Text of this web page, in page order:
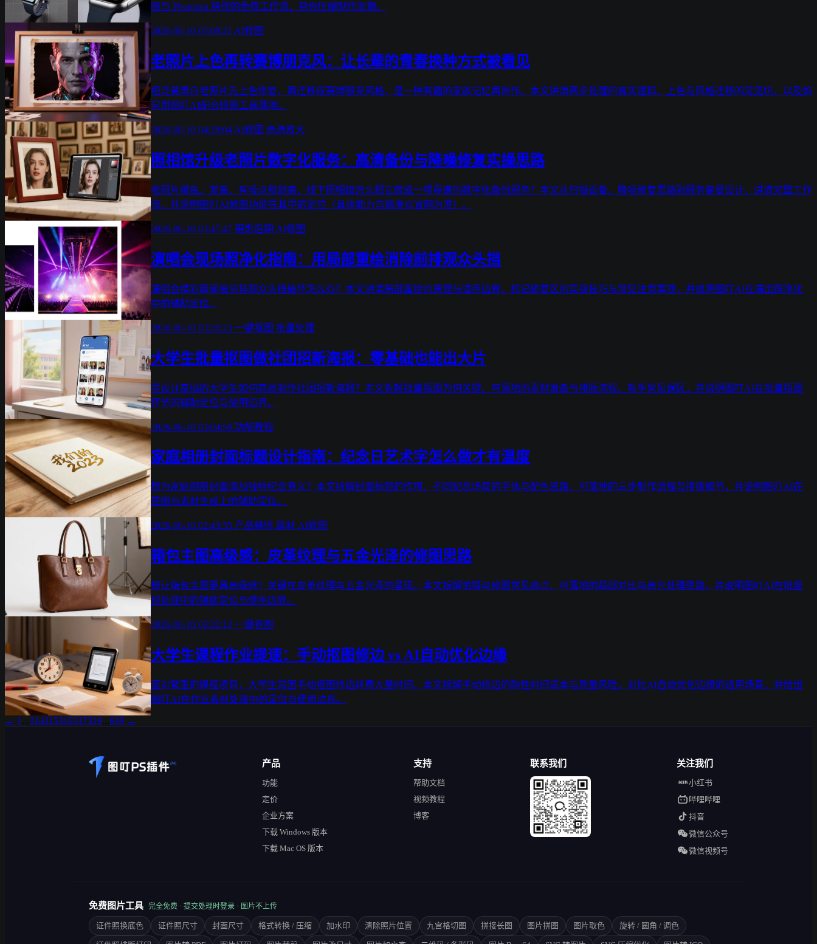
图与 Photopea 精修的免费工作流，帮你压缩制作周期。
2026-06-10 05:08:21 AI修图
老照片上色再转赛博朋克风：让长辈的青春换种方式被看见
把泛黄黑白老照片先上色修复，再迁移成赛博朋克风格，是一种有趣的家族记忆再创作。本文讲清两步处理的真实逻辑、上色与风格迁移的常见坑，以及如
何用图叮AI配合修图工具落地。
2026-06-10 04:28:04 AI修图 高清放大
照相馆升级老照片数字化服务：高清备份与降噪修复实操思路
老照片褪色、发黄、有噪点和划痕，线下照相馆怎么把它做成一项靠谱的数字化备份服务？本文从扫描设备、降噪修复思路到服务套餐设计，讲清完整工作
流，并说明图叮AI修图功能在其中的定位（具体能力与额度以官网为准）。
2026-06-10 03:47:47 摄影后期 AI修图
演唱会现场照净化指南：用局部重绘消除前排观众头挡
演唱会精彩瞬间被前排观众头挡破坏怎么办？本文讲清局部重绘的原理与适用边界、标记修复区的实操技巧与常见注意事项，并说明图叮AI在演出照净化
中的辅助定位。
2026-06-10 03:26:23 一键抠图 批量处理
大学生批量抠图做社团招新海报：零基础也能出大片
零设计基础的大学生如何高效制作社团招新海报？本文拆解批量抠图为何关键、可落地的素材准备与排版流程、新手常见误区，并说明图叮AI在批量抠图
环节的辅助定位与使用边界。
2026-06-10 03:04:59 功能教程
家庭相册封面标题设计指南：纪念日艺术字怎么做才有温度
想为家庭相册封面添加独特纪念意义？本文拆解封面标题的作用、不同纪念场景的字体与配色思路、可落地的三步制作流程与排版细节，并说明图叮AI在
底图与素材生成上的辅助定位。
2026-06-10 02:43:35 产品精修 建材 AI修图
箱包主图高级感：皮革纹理与五金光泽的修图思路
想让箱包主图更具高级感？关键在皮革纹理与五金光泽的呈现。本文拆解拍摄与修图常见痛点、可落地的局部对比与高光处理思路，并说明图叮AI在批量
预处理中的辅助定位与使用边界。
2026-06-10 02:22:12 一键抠图
大学生课程作业提速：手动抠图修边 vs AI自动优化边缘
面对繁重的课程项目，大学生常因手动抠图修边耗费大量时间。本文拆解手动修边的隐性时间成本与质量风险，对比AI自动优化边缘的适用场景，并给出
图叮AI在作业素材处理中的定位与使用边界。
← 1 314315316317318 638 →
产品
功能
定价
企业方案
下载 Windows 版本
下载 Mac OS 版本
支持
帮助文档
视频教程
博客
联系我们 关注我们
小红书
哔哩哔哩
抖音
微信公众号
微信视频号
免费图片工具 完全免费 · 提交处理时登录 · 图片不上传
证件照换底色 证件照尺寸 封面尺寸 格式转换 / 压缩 加水印 清除照片位置 九宫格切图 拼接长图 图片拼图 图片取色 旋转 / 圆角 / 调色